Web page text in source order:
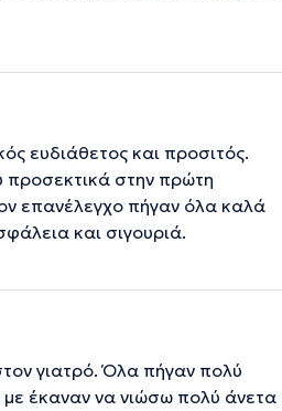
ευδιάθετος και προσιτός.
στην πρώτη
επανέλεγχο πήγαν όλα καλά
και σιγουριά.
γιατρό. Όλα πήγαν πολύ
έκαναν να νιώσω πολύ άνετα